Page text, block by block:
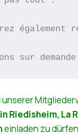
sur
unserer
Riedisheim, La
einladen zu